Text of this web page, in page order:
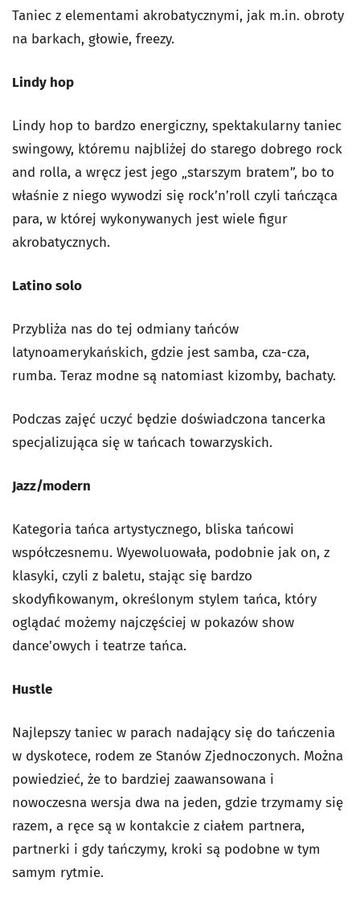
Taniec z elementami akrobatycznymi, jak m.in. obroty
na barkach, głowie, freezy.
Lindy hop
Lindy hop to bardzo energiczny, spektakularny taniec
swingowy, któremu najbliżej do starego dobrego rock
and rolla, a wręcz jest jego „starszym bratem”, bo to
właśnie z niego wywodzi się rock’n’roll czyli tańcząca
para, w której wykonywanych jest wiele figur
akrobatycznych.
Latino solo
Przybliża nas do tej odmiany tańców
latynoamerykańskich, gdzie jest samba, cza-cza,
rumba. Teraz modne są natomiast kizomby, bachaty.
Podczas zajęć uczyć będzie doświadczona tancerka
specjalizująca się w tańcach towarzyskich.
Jazz/modern
Kategoria tańca artystycznego, bliska tańcowi
współczesnemu. Wyewoluowała, podobnie jak on, z
klasyki, czyli z baletu, stając się bardzo
skodyfikowanym, określonym stylem tańca, który
oglądać możemy najczęściej w pokazów show
dance'owych i teatrze tańca.
Hustle
Najlepszy taniec w parach nadający się do tańczenia
w dyskotece, rodem ze Stanów Zjednoczonych. Można
powiedzieć, że to bardziej zaawansowana i
nowoczesna wersja dwa na jeden, gdzie trzymamy się
razem, a ręce są w kontakcie z ciałem partnera,
partnerki i gdy tańczymy, kroki są podobne w tym
samym rytmie.